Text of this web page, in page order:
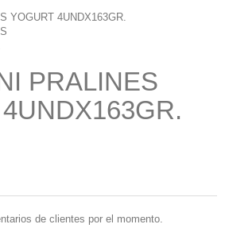
PRALINES
de clientes por el momento.